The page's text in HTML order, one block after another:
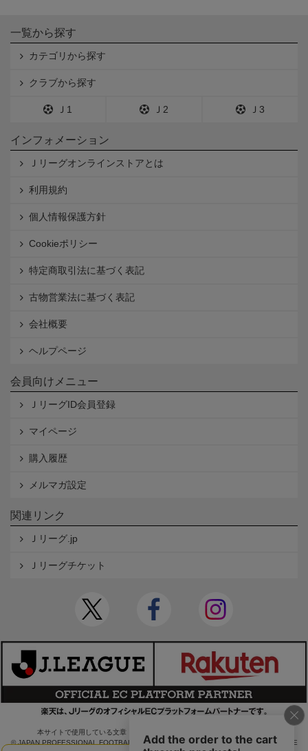
一覧から探す
カテゴリから探す
クラブから探す
Ｊ1 Ｊ2 Ｊ3
インフォメーション
Ｊリーグオンラインストアとは
利用規約
個人情報保護方針
Cookieポリシー
特定商取引法に基づく表記
古物営業法に基づく表記
会社概要
ヘルプページ
会員向けメニュー
ＪリーグID会員登録
マイページ
購入履歴
メルマガ設定
関連リンク
Ｊリーグ.jp
Ｊリーグチケット
本サイトで使用している文章・画像等の無断での複製・転載を禁止します。
© JAPAN PROFESSIONAL FOOTBALL LEAGUE Rakuten Group, Inc. ALL RIGHTS RE